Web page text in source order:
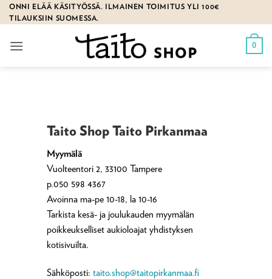
Skip
to
ONNI ELÄÄ KÄSITYÖSSÄ. ILMAINEN TOIMITUS YLI 100€
TILAUKSIIN SUOMESSA.
0
Taito Shop Taito Pirkanmaa
Myymälä
Vuolteentori 2, 33100 Tampere
p.050 598 4367
Avoinna ma-pe 10-18, la 10-16
Tarkista kesä- ja joulukauden myymälän
poikkeukselliset aukioloajat yhdistyksen
kotisivuilta.
Sähköposti:taito.shop@taitopirkanmaa.fi